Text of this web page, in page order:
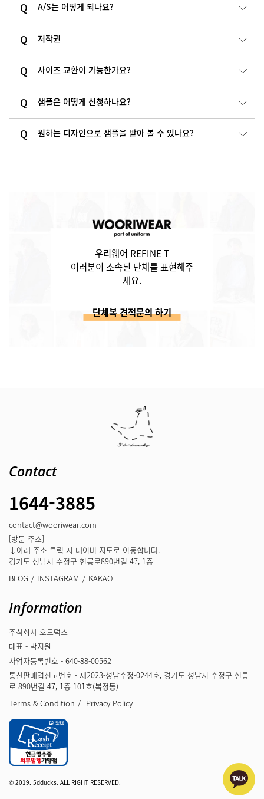
A/S는 어떻게 되나요?
저작권
사이즈 교환이 가능한가요?
샘플은 어떻게 신청하나요?
원하는 디자인으로 샘플을 받아 볼 수 있나요?
우리웨어 REFINE T
여러분이 소속된 단체를 표현해주
세요.
단체복 견적문의 하기
Contact
1644-3885
contact@wooriwear.com
[방문 주소]
↓아래 주소 클릭 시 네이버 지도로 이동합니다.
경기도 성남시 수정구 헌릉로890번길 47, 1층
BLOG
INSTAGRAM KAKAO
Information
주식회사 오드덕스
대표 - 박지원
사업자등록번호 - 640-88-00562
통신판매업신고번호 - 제2023-성남수정-0244호, 경기도 성남시 수정구 헌릉
로 890번길 47, 1층 101호(복정동)
Terms & Condition
Privacy Policy
© 2019. 5dducks. ALL RIGHT RESERVED.